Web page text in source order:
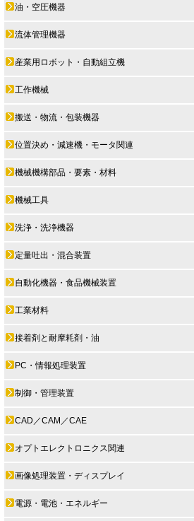
油・空圧機器
流体管理機器
産業用ロボット・自動組立機
工作機械
搬送・物流・包装機器
位置決め・減速機・モータ関連
機械機構部品・要素・材料
機械工具
洗浄・洗浄機器
定量吐出・混合装置
自動化機器・食品機械装置
工業材料
接着剤と耐摩耗剤・油
PC・情報処理装置
制御・管理装置
CAD／CAM／CAE
オプトエレクトロニクス関連
画像処理装置・ディスプレイ
電源・電池・エネルギー